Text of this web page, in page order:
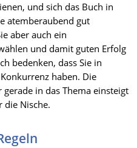
und sich das Buch in
atemberaubend gut
aber auch ein
und damit guten Erfolg
bedenken, dass Sie in
haben. Die
in das Thema einsteigt
die Nische.